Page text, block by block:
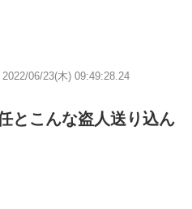
2022/06/23(木) 09:49:28.24
とこんな盗人送り込ん